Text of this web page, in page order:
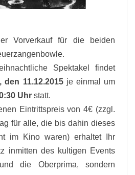
Vorverkauf für die beiden
Spektakel findet
den 11.12.2015je einmal um
Uhr statt.
Eintrittspreis von 4€ (zzgl.
für alle, die bis dahin dieses
im Kino waren) erhaltet Ihr
inmitten des kultigen Events
die Oberprima, sondern